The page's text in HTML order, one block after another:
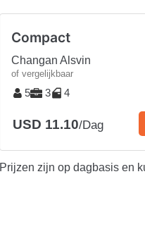
Compact
Changan Alsvin
of vergelijkbaar
5 3 4
USD 11.10/Dag
Prijzen zijn op dagbasis en